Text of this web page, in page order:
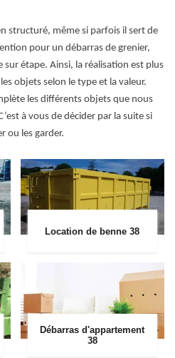
structuré, même si parfois il sert de
pour un débarras de grenier,
sur étape. Ainsi, la réalisation est plus
objets selon le type et la valeur.
les différents objets que nous
à vous de décider par la suite si
ou les garder.
Location de benne 38
Débarras d'appartement
38